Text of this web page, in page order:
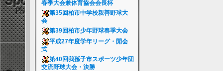
春季大会兼体育協会会長杯
第35回柏市中学校親善野球大
会
第39回柏市少年野球春季大会
平成27年度学年リーグ・開会
式
第40回我孫子市スポーツ少年団
交流野球大会・決勝